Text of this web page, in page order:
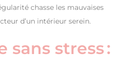
chasse les mauvaises
d’un intérieur serein.
stress :